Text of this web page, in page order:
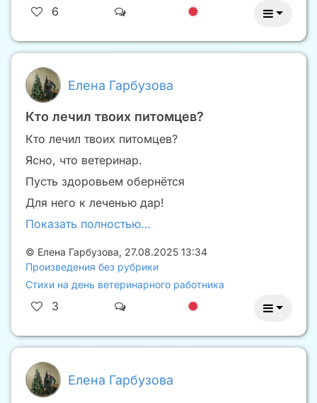
6
Елена Гарбузова
Кто лечил твоих питомцев?
Кто лечил твоих питомцев?
Ясно, что ветеринар.
Пусть здоровьем обернëтся
Для него к леченью дар!
Показать полностью…
© Елена Гарбузова, 27.08.2025 13:34
Произведения без рубрики
Стихи на день ветеринарного работника
3
Елена Гарбузова